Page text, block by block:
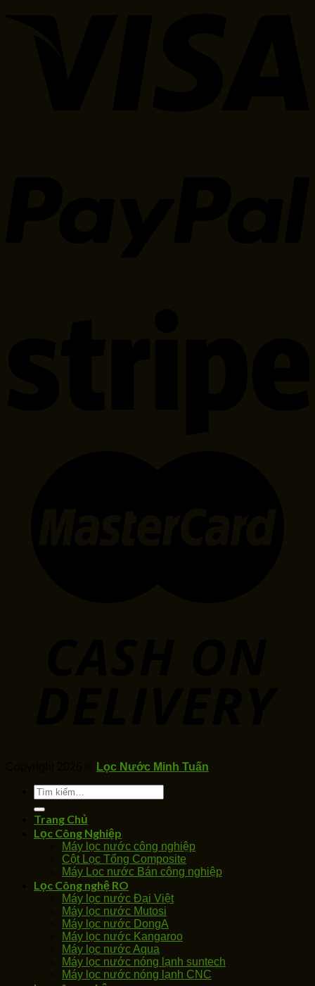
Lọc Nước Minh Tuấn
Tìm
kiếm:
Trang Chủ
Lọc Công Nghiệp
Máy lọc nước công nghiệp
Cột Lọc Tổng Composite
Máy Loc nước Bán công nghiệp
Lọc Công nghệ RO
Máy lọc nước Đại Việt
Máy lọc nước Mutosi
Máy lọc nước DongA
Máy lọc nước Kangaroo
Máy lọc nước Aqua
Máy lọc nước nóng lạnh suntech
Máy lọc nước nóng lạnh CNC